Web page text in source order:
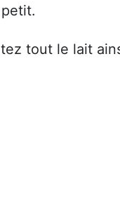
tout le lait